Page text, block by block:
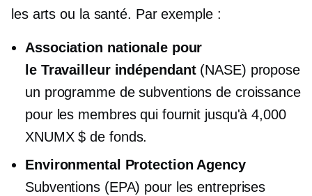
les arts ou la santé. Par exemple :
Association nationale pour
le Travailleur indépendant(NASE) propose
un programme de subventions de croissance
pour les membres qui fournit jusqu'à 4,000
XNUMX $ de fonds.
Environmental Protection Agency
Subventions (EPA) pour les entreprises